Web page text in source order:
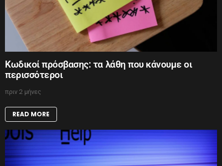
Κωδικοί πρόσβασης: τα λάθη που κάνουμε οι
περισσότεροι
πριν 2 μήνες
READ MORE